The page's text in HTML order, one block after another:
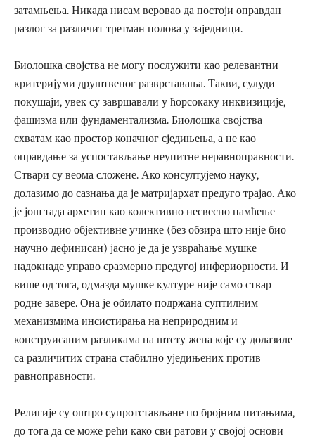
затамњења. Никада нисам веровао да постоји оправдан
разлог за различит третман полова у заједници.
Биолошка својства не могу послужити као релевантни
критеријуми друштвеног разврставања. Такви, сулуди
покушаји, увек су завршавали у ћорсокаку инквизиције,
фашизма или фундаментализма. Биолошка својства
схватам као простор коначног сједињења, а не као
оправдање за успостављање неупитне неравноправности.
Ствари су веома сложене. Ако консултујемо науку,
долазимо до сазнања да је матријархат предуго трајао. Ако
је још тада архетип као колективно несвесно памћење
производио објективне учинке (без обзира што није био
научно дефинисан) јасно је да је узвраћање мушке
надокнаде управо сразмерно предугој инфериорности. И
више од тога, одмазда мушке културе није само ствар
родне завере. Она је обилато подржана суптилним
механизмима инсистирања на неприродним и
конструисаним разликама на штету жена које су долазиле
са различитих страна стабилно уједињених против
равноправности.
Религије су оштро супротстављане по бројним питањима,
до тога да се може рећи како сви ратови у својој основи